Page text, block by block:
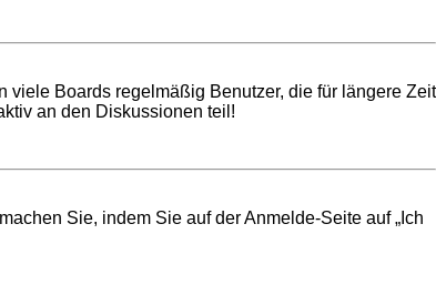
viele Boards regelmäßig Benutzer, die für längere Zeit
an den Diskussionen teil!
Sie, indem Sie auf der Anmelde-Seite auf „Ich